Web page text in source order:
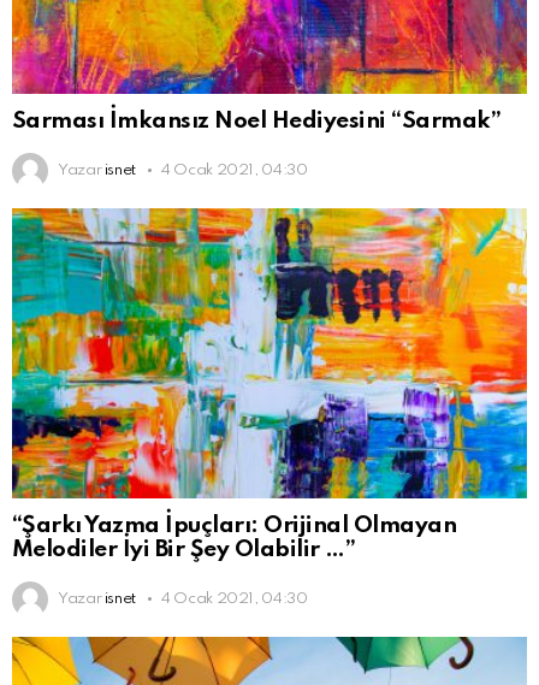
Sarması İmkansız Noel Hediyesini “Sarmak”
Yazar isnet 4 Ocak 2021, 04:30
“Şarkı Yazma İpuçları: Orijinal Olmayan
Melodiler İyi Bir Şey Olabilir …”
Yazar isnet 4 Ocak 2021, 04:30